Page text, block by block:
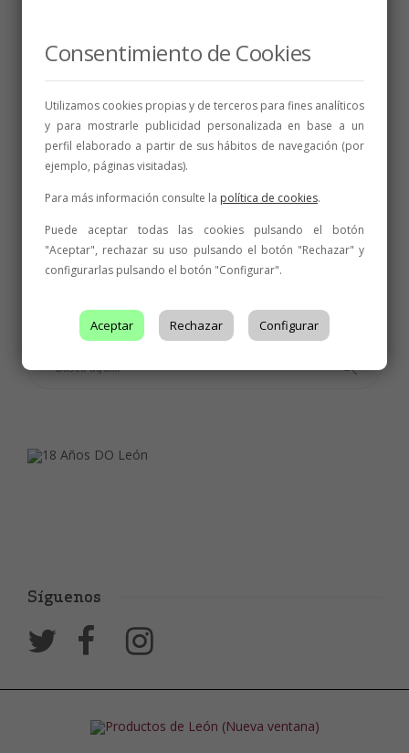
BODEGAS NOTICIAS ,PREMIOS
Dos medallas de plata para vinos de la DO
León en los Premios Bacchus
12 de marzo de 2020 2 min
Síguenos
Consentimiento de Cookies
Utilizamos cookies propias y de terceros para fines analíticos
y para mostrarle publicidad personalizada en base a un
perfil elaborado a partir de sus hábitos de navegación (por
ejemplo, páginas visitadas).
Para más información consulte la política de cookies.
Puede aceptar todas las cookies pulsando el botón
"Aceptar", rechazar su uso pulsando el botón "Rechazar" y
configurarlas pulsando el botón "Configurar".
Aceptar Rechazar Configurar